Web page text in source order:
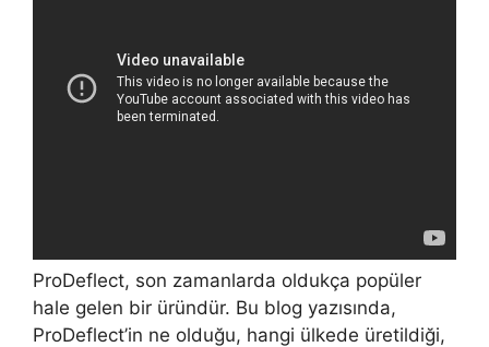
ProDeflect, son zamanlarda oldukça popüler
hale gelen bir üründür. Bu blog yazısında,
ProDeflect’in ne olduğu, hangi ülkede üretildiği,